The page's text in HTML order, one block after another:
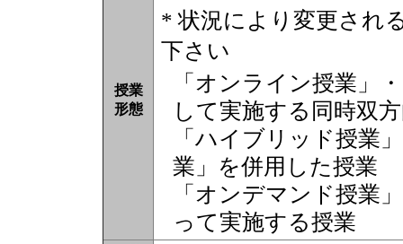
授業
形態
* 状況により変更され
下さい
「オンライン授業」
して実施する同時双
「ハイブリッド授業
業」を併用した授業
「オンデマンド授業
って実施する授業